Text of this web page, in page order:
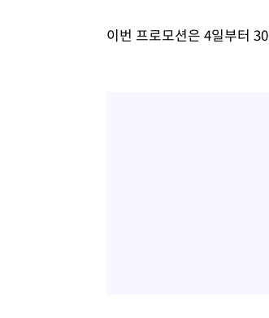
이번 프로모션은 4일부터